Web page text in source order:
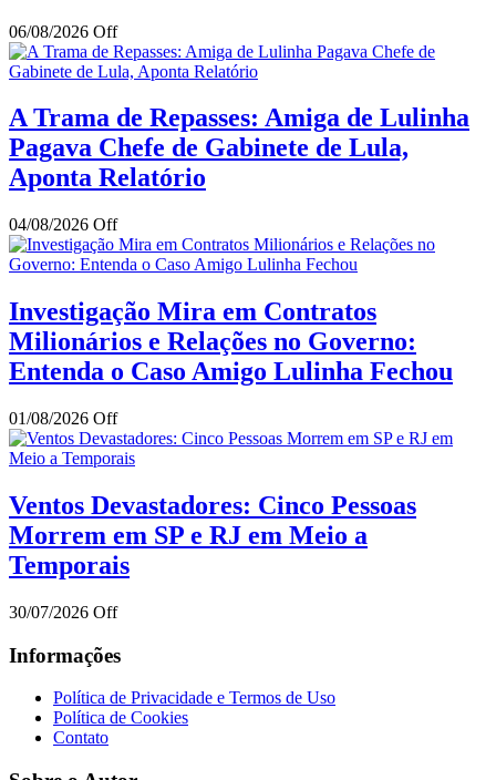
06/08/2026 Off
A Trama de Repasses: Amiga de Lulinha
Pagava Chefe de Gabinete de Lula,
Aponta Relatório
04/08/2026 Off
Investigação Mira em Contratos
Milionários e Relações no Governo:
Entenda o Caso Amigo Lulinha Fechou
01/08/2026 Off
Ventos Devastadores: Cinco Pessoas
Morrem em SP e RJ em Meio a
Temporais
30/07/2026 Off
Informações
Política de Privacidade e Termos de Uso
Política de Cookies
Contato